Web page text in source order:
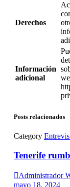
Derechos
Información
adicional
Posts relacionados
Category
Tenerife
Administrador
mayo 18, 2024